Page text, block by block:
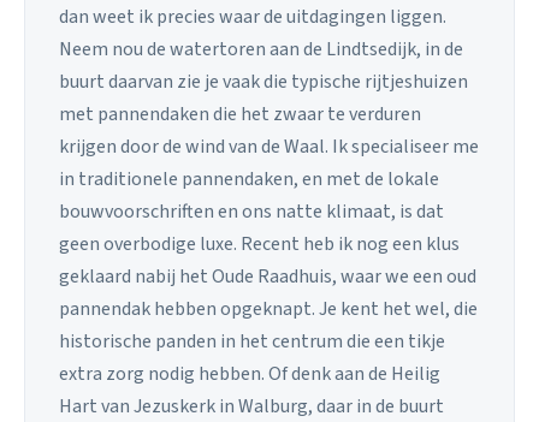
dan weet ik precies waar de uitdagingen liggen.
Neem nou de watertoren aan de Lindtsedijk, in de
buurt daarvan zie je vaak die typische rijtjeshuizen
met pannendaken die het zwaar te verduren
krijgen door de wind van de Waal. Ik specialiseer me
in traditionele pannendaken, en met de lokale
bouwvoorschriften en ons natte klimaat, is dat
geen overbodige luxe. Recent heb ik nog een klus
geklaard nabij het Oude Raadhuis, waar we een oud
pannendak hebben opgeknapt. Je kent het wel, die
historische panden in het centrum die een tikje
extra zorg nodig hebben. Of denk aan de Heilig
Hart van Jezuskerk in Walburg, daar in de buurt